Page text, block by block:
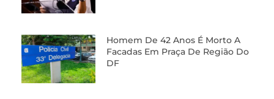
Homem De 42 Anos É Morto A
Facadas Em Praça De Região Do
DF